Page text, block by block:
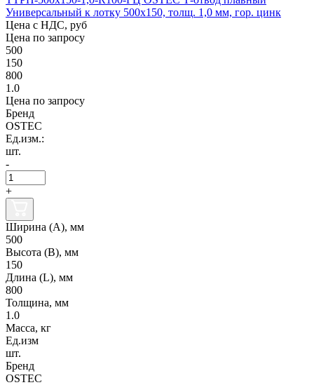
Универсальный к лотку 500х150, толщ. 1,0 мм, гор. цинк
Цена с НДС, руб
Цена по запросу
500
150
800
1.0
Цена по запросу
Бренд
OSTEC
Ед.изм.:
шт.
-
+
Ширина (А), мм
500
Высота (В), мм
150
Длина (L), мм
800
Толщина, мм
1.0
Масса, кг
Ед.изм
шт.
Бренд
OSTEC